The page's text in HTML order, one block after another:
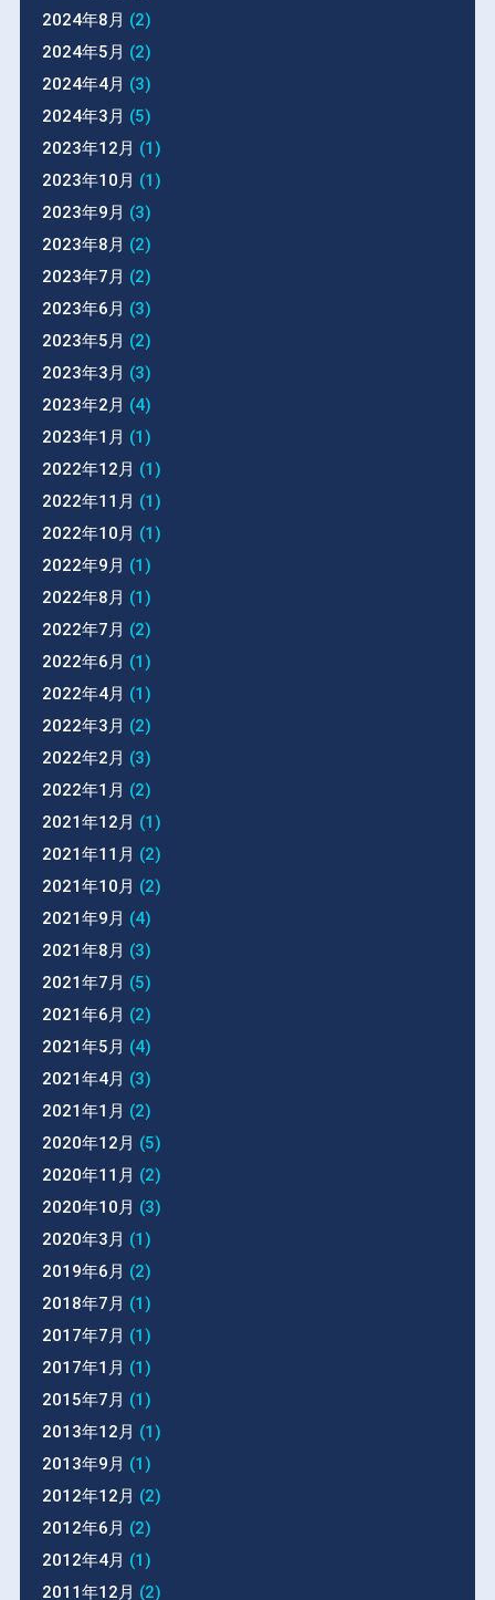
2024年8月 (2)
2024年5月 (2)
2024年4月 (3)
2024年3月 (5)
2023年12月 (1)
2023年10月 (1)
2023年9月 (3)
2023年8月 (2)
2023年7月 (2)
2023年6月 (3)
2023年5月 (2)
2023年3月 (3)
2023年2月 (4)
2023年1月 (1)
2022年12月 (1)
2022年11月 (1)
2022年10月 (1)
2022年9月 (1)
2022年8月 (1)
2022年7月 (2)
2022年6月 (1)
2022年4月 (1)
2022年3月 (2)
2022年2月 (3)
2022年1月 (2)
2021年12月 (1)
2021年11月 (2)
2021年10月 (2)
2021年9月 (4)
2021年8月 (3)
2021年7月 (5)
2021年6月 (2)
2021年5月 (4)
2021年4月 (3)
2021年1月 (2)
2020年12月 (5)
2020年11月 (2)
2020年10月 (3)
2020年3月 (1)
2019年6月 (2)
2018年7月 (1)
2017年7月 (1)
2017年1月 (1)
2015年7月 (1)
2013年12月 (1)
2013年9月 (1)
2012年12月 (2)
2012年6月 (2)
2012年4月 (1)
2011年12月 (2)